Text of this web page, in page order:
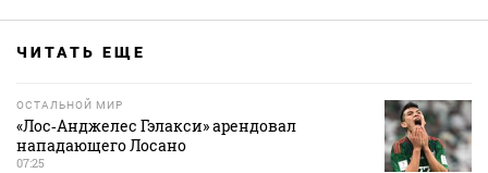
ЧИТАТЬ ЕЩЕ
ОСТАЛЬНОЙ МИР
«Лос‑Анджелес Гэлакси» арендовал
нападающего Лосано
07:25